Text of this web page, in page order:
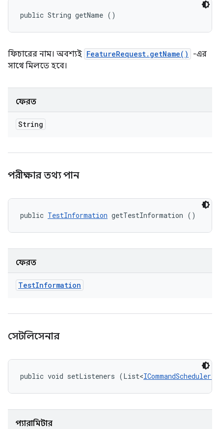
public String getName ()
ফিচারের নাম। অবশ্যই FeatureRequest.getName()
-এর
সাথে মিলতে হবে।
ফেরত
String
পরীক্ষার তথ্য পান
public TestInformation getTestInformation ()
ফেরত
TestInformation
সেটলিসেনার
public void setListeners (List<
প্যারামিটার